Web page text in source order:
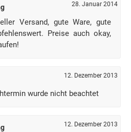
28. Januar 2014
Versand, gute Ware, gute
Preise auch okay,
12. Dezember 2013
wurde nicht beachtet
12. Dezember 2013